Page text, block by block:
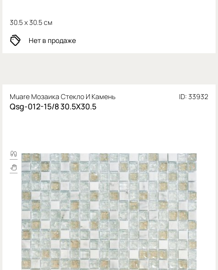
30.5 x 30.5 см
Нет в продаже
Muare Мозаика Стекло И Камень ID: 33932
Qsg-012-15/8 30.5X30.5